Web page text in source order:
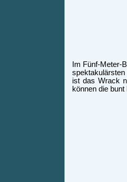
Im Fünf-Meter-
ist das Wrack
können die